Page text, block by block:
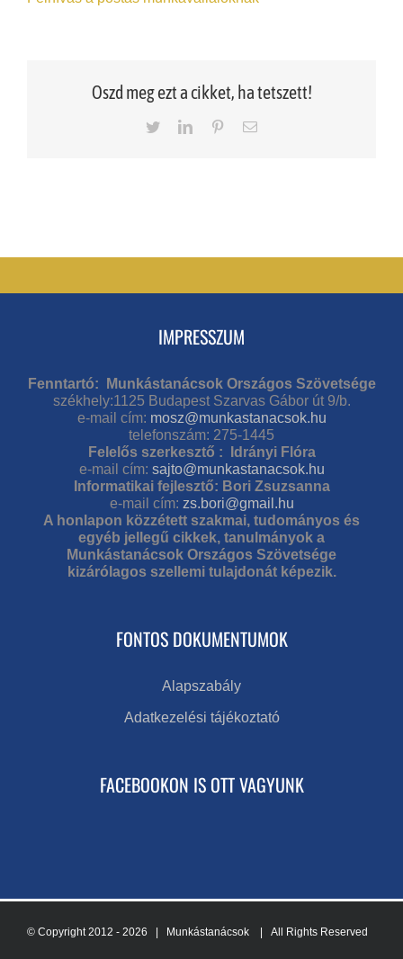
Oszd meg ezt a cikket, ha tetszett!
TwitterLinkedInPinterestEmail
IMPRESSZUM
Fenntartó: Munkástanácsok Országos Szövetsége
székhely:1125 Budapest Szarvas Gábor út 9/b.
e-mail cím: mosz@munkastanacsok.hu
telefonszám: 275-1445
Felelős szerkesztő : Idrányi Flóra
e-mail cím: sajto@munkastanacsok.hu
Informatikai fejlesztő: Bori Zsuzsanna
e-mail cím: zs.bori@gmail.hu
A honlapon közzétett szakmai, tudományos és
egyéb jellegű cikkek, tanulmányok a
Munkástanácsok Országos Szövetsége
kizárólagos szellemi tulajdonát képezik.
FONTOS DOKUMENTUMOK
Alapszabály
Adatkezelési tájékoztató
FACEBOOKON IS OTT VAGYUNK
© Copyright 2012 - 2026 | Munkástanácsok | All Rights Reserved